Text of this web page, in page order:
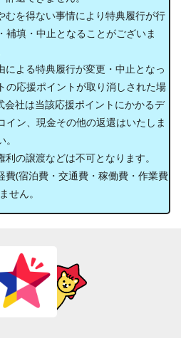
むを得ない事情により特典履行が行
補填・中止となることがございま
による特典履行が変更・中止となっ
の応援ポイントが取り消しされた場
社は当該応援ポイントにかかるデ
イン、現金その他の返還はいたしま
の譲渡などは不可となります。
費(宿泊費・交通費・稼働費・作業費
せん。